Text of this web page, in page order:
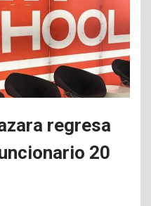
regresa
20